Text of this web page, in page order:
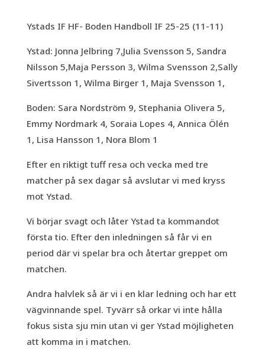
Ystads IF HF- Boden Handboll IF 25-25 (11-11)
Ystad: Jonna Jelbring 7,Julia Svensson 5, Sandra
Nilsson 5,Maja Persson 3, Wilma Svensson 2,Sally
Sivertsson 1, Wilma Birger 1, Maja Svensson 1,
Boden: Sara Nordström 9, Stephania Olivera 5,
Emmy Nordmark 4, Soraia Lopes 4, Annica Ölén
1, Lisa Hansson 1, Nora Blom 1
Efter en riktigt tuff resa och vecka med tre
matcher på sex dagar så avslutar vi med kryss
mot Ystad.
Vi börjar svagt och låter Ystad ta kommandot
första tio. Efter den inledningen så får vi en
period där vi spelar bra och återtar greppet om
matchen.
Andra halvlek så är vi i en klar ledning och har ett
vägvinnande spel. Tyvärr så orkar vi inte hålla
fokus sista sju min utan vi ger Ystad möjligheten
att komma in i matchen.